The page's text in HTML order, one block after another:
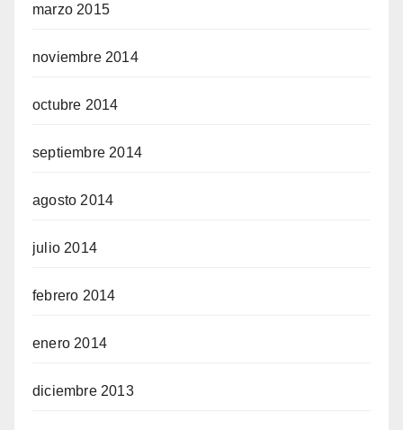
marzo 2015
noviembre 2014
octubre 2014
septiembre 2014
agosto 2014
julio 2014
febrero 2014
enero 2014
diciembre 2013